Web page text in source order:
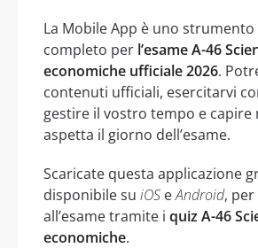
La Mobile App è uno
completo per l’esame A-46
economiche ufficiale 2026.
contenuti ufficiali, esercitarvi
gestire il vostro tempo e capire
aspetta il giorno dell’esame.
Scaricate questa applicazione
disponibile su iOS eAndroid,
all’esame tramite i quiz A-46
economiche.